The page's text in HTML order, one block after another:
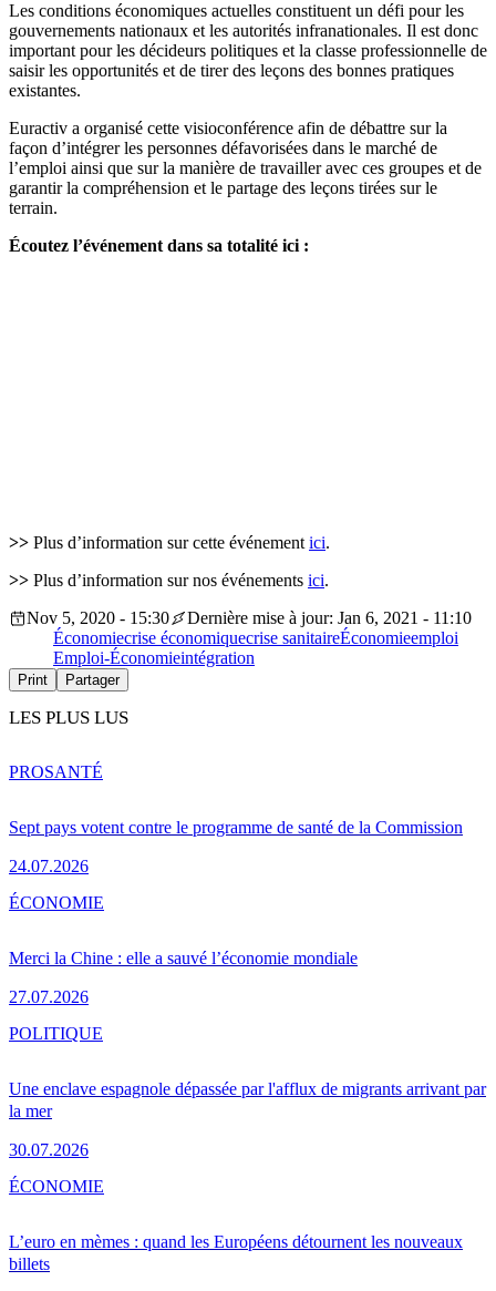
Les conditions économiques actuelles constituent un défi pour les
gouvernements nationaux et les autorités infranationales. Il est donc
important pour les décideurs politiques et la classe professionnelle de
saisir les opportunités et de tirer des leçons des bonnes pratiques
existantes.
Euractiv a organisé cette visioconférence afin de débattre sur la
façon d’intégrer les personnes défavorisées dans le marché de
l’emploi ainsi que sur la manière de travailler avec ces groupes et de
garantir la compréhension et le partage des leçons tirées sur le
terrain.
Écoutez l’événement dans sa totalité ici :
>> Plus d’information sur cette événement ici.
>> Plus d’information sur nos événements ici.
Nov 5, 2020 - 15:30
Dernière mise à jour: Jan 6, 2021 - 11:10
Économiecrise économiquecrise sanitaireÉconomieemploi
Emploi-Économieintégration
Print Partager
LES PLUS LUS
Sept pays votent contre le programme de santé de la Commission
24.07.2026
PROSANTÉ
Merci la Chine : elle a sauvé l’économie mondiale
27.07.2026
ÉCONOMIE
Une enclave espagnole dépassée par l'afflux de migrants arrivant par
la mer
30.07.2026
POLITIQUE
L’euro en mèmes : quand les Européens détournent les nouveaux
billets
ÉCONOMIE